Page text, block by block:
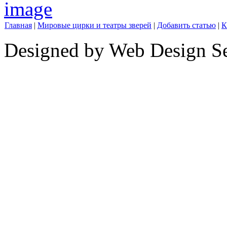
Главная | Мировые цирки и театры зверей | Добавить статью |
Designed by Web Design